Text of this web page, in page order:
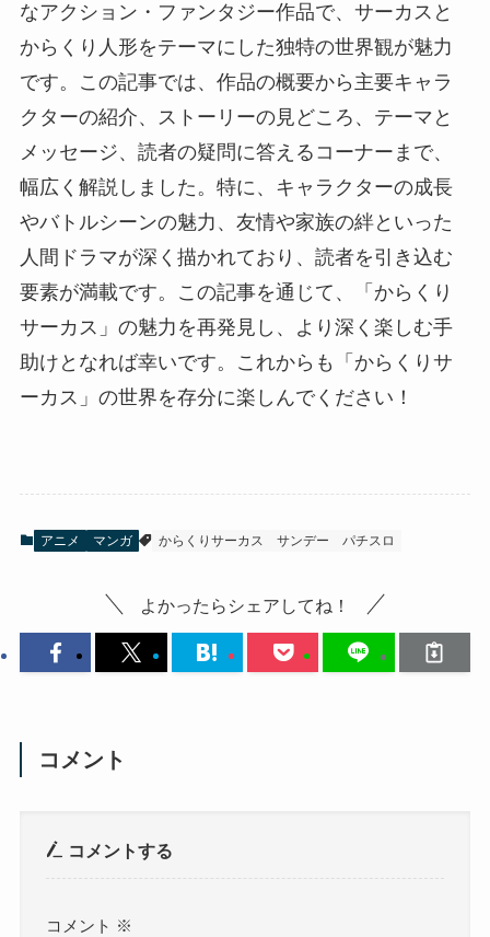
なアクション・ファンタジー作品で、サーカスと
からくり人形をテーマにした独特の世界観が魅力
です。この記事では、作品の概要から主要キャラ
クターの紹介、ストーリーの見どころ、テーマと
メッセージ、読者の疑問に答えるコーナーまで、
幅広く解説しました。特に、キャラクターの成長
やバトルシーンの魅力、友情や家族の絆といった
人間ドラマが深く描かれており、読者を引き込む
要素が満載です。この記事を通じて、「からくり
サーカス」の魅力を再発見し、より深く楽しむ手
助けとなれば幸いです。これからも「からくりサ
ーカス」の世界を存分に楽しんでください！
アニメ マンガ からくりサーカス サンデー パチスロ
よかったらシェアしてね！
コメント
コメントする
コメント ※